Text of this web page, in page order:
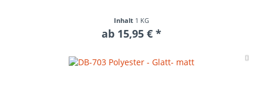
Inhalt 1 KG
ab 15,95 € *